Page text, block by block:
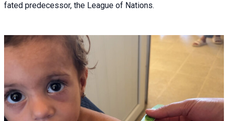
fated predecessor, the League of Nations.